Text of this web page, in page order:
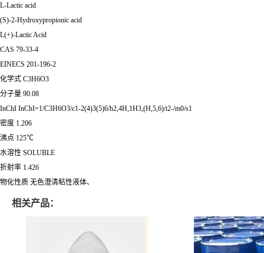
L-Lactic acid
(S)-2-Hydroxypropionic acid
L(+)-Lactic Acid
CAS 79-33-4
EINECS 201-196-2
化学式 C3H6O3
分子量 90.08
InChI InChI=1/C3H6O3/c1-2(4)3(5)6/h2,4H,1H3,(H,5,6)/t2-/m0/s1
密度 1.206
沸点 125℃
水溶性 SOLUBLE
折射率 1.426
物化性质 无色澄清粘性液体、
相关产品：